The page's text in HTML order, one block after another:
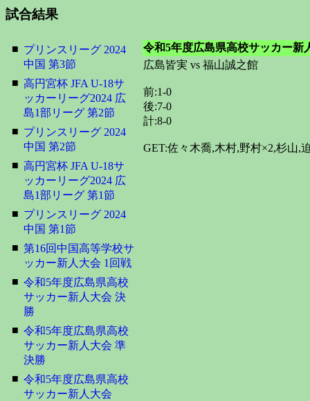
試合結果
■ プリンスリーグ 2024
中国 第3節
■ 高円宮杯 JFA U-18サ
ッカーリーグ2024 広
島1部リーグ 第2節
■ プリンスリーグ 2024
中国 第2節
■ 高円宮杯 JFA U-18サ
ッカーリーグ2024 広
島1部リーグ 第1節
■ プリンスリーグ 2024
中国 第1節
■ 第16回中国高等学校サ
ッカー新人大会 1回戦
■ 令和5年度広島県高校
サッカー新人大会 決
勝
■ 令和5年度広島県高校
サッカー新人大会 準
決勝
■ 令和5年度広島県高校
サッカー新人大会
令和5年度広島県高校サッカー新
広島皆実 vs 福山誠之館
前:1-0
後:7-0
計:8-0
GET:佐々木喬,木村,野村×2,杉山,